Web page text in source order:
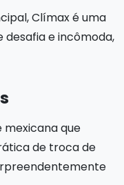
Clímax é uma
e incômoda,
mexicana que
de troca de